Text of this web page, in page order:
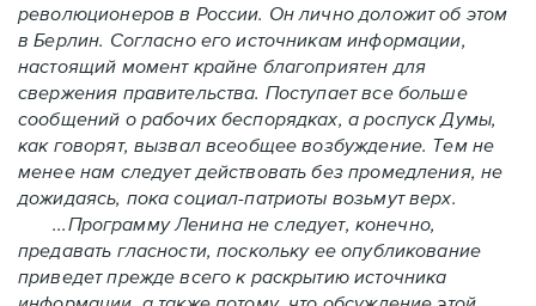
революционеров в России. Он лично доложит об этом
в Берлин. Согласно его источникам информации,
настоящий момент крайне благоприятен для
свержения правительства. Поступает все больше
сообщений о рабочих беспорядках, а роспуск Думы,
как говорят, вызвал всеобщее возбуждение. Тем не
менее нам следует действовать без промедления, не
дожидаясь, пока социал-патриоты возьмут верх.
...Программу Ленина не следует, конечно,
предавать гласности, поскольку ее опубликование
приведет прежде всего к раскрытию источника